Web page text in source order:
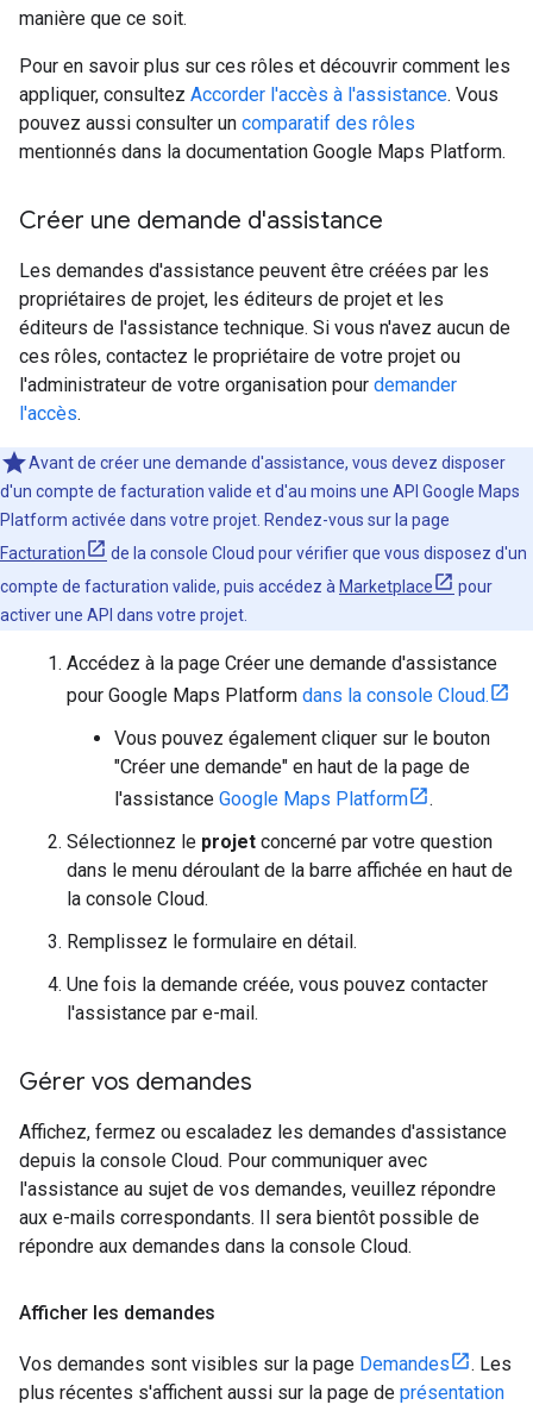
manière que ce soit.
Pour en savoir plus sur ces rôles et découvrir comment les
appliquer, consultez Accorder l'accès à l'assistance. Vous
pouvez aussi consulter un comparatif des rôles
mentionnés dans la documentation Google Maps Platform.
Créer une demande d'assistance
Les demandes d'assistance peuvent être créées par les
propriétaires de projet, les éditeurs de projet et les
éditeurs de l'assistance technique. Si vous n'avez aucun de
ces rôles, contactez le propriétaire de votre projet ou
l'administrateur de votre organisation pour demander
l'accès.
Avant de créer une demande d'assistance, vous devez disposer
d'un compte de facturation valide et d'au moins une API Google Maps
Platform activée dans votre projet. Rendez-vous sur la page
Facturation
de la console Cloud pour vérifier que vous disposez d'un
compte de facturation valide, puis accédez à Marketplace
pour
activer une API dans votre projet.
Accédez à la page Créer une demande d'assistance
pour Google Maps Platform dans la console Cloud.
Vous pouvez également cliquer sur le bouton
"Créer une demande" en haut de la page de
l'assistance Google Maps Platform
.
Sélectionnez le projet concerné par votre question
dans le menu déroulant de la barre affichée en haut de
la console Cloud.
Remplissez le formulaire en détail.
Une fois la demande créée, vous pouvez contacter
l'assistance par e-mail.
Gérer vos demandes
Affichez, fermez ou escaladez les demandes d'assistance
depuis la console Cloud. Pour communiquer avec
l'assistance au sujet de vos demandes, veuillez répondre
aux e-mails correspondants. Il sera bientôt possible de
répondre aux demandes dans la console Cloud.
Afficher les demandes
Vos demandes sont visibles sur la page Demandes
. Les
plus récentes s'affichent aussi sur la page de présentation